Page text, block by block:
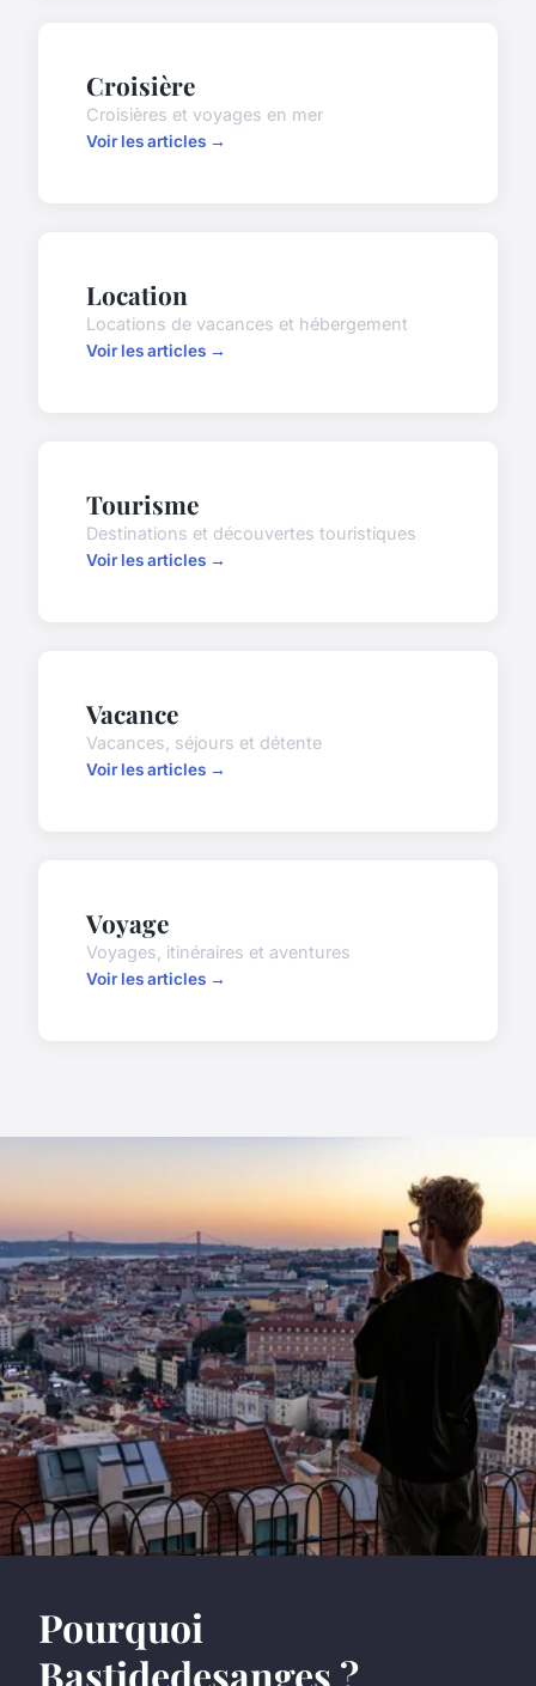
Croisière
Croisières et voyages en mer
Voir les articles →
Location
Locations de vacances et hébergement
Voir les articles →
Tourisme
Destinations et découvertes touristiques
Voir les articles →
Vacance
Vacances, séjours et détente
Voir les articles →
Voyage
Voyages, itinéraires et aventures
Voir les articles →
Pourquoi
Bastidedesanges ?